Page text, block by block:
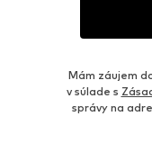
Mám záujem
v súlade s
správy na